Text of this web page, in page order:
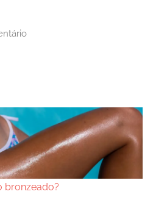
bronzeado?